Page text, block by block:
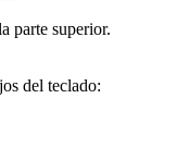
parte superior.
del teclado: